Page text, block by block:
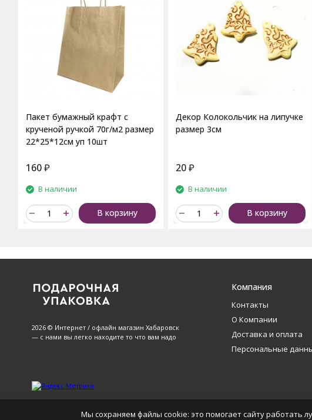
Пакет бумажный крафт с
крученой ручкой 70г/м2 размер
22*25*12см уп 10шт
160 ₽
В наличии
В корзину
Декор Колокольчик на липучке
размер 3см
20₽
В наличии
В корзину
2026 © Интернет / офлайн магазин Хабаровск
— с нами вы легко находите то что вам надо
Компания
Контакты
О Компании
Доставка и оплата
Персональные
Мы сохраняем файлы cookie: это помогает сайту работать